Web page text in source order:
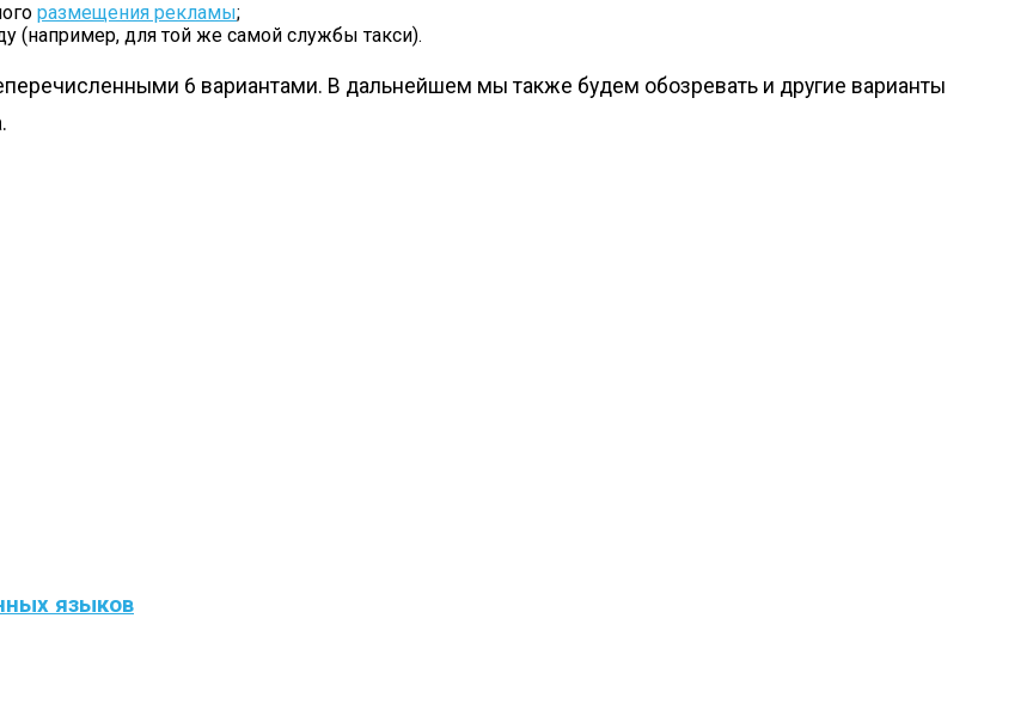
размещения рекламы;
(например, для той же самой службы такси).
6 вариантами. В дальнейшем мы также будем обозревать и другие варианты
языков